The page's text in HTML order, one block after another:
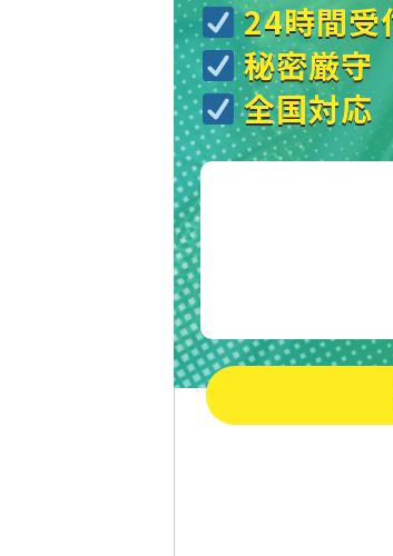
24時間受
秘密厳守
全国対応